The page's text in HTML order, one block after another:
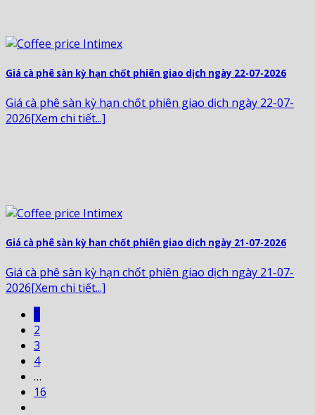
Giá cà phê sàn kỳ hạn chốt phiên giao dịch ngày 22-07-2026
Giá cà phê sàn kỳ hạn chốt phiên giao dịch ngày 22-07-
2026[Xem chi tiết...]
Giá cà phê sàn kỳ hạn chốt phiên giao dịch ngày 21-07-2026
Giá cà phê sàn kỳ hạn chốt phiên giao dịch ngày 21-07-
2026[Xem chi tiết...]
1
2
3
4
…
16